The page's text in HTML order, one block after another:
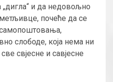
и да недовољно
почеће да се
слободе, која нема ни
свјесне и савјесне